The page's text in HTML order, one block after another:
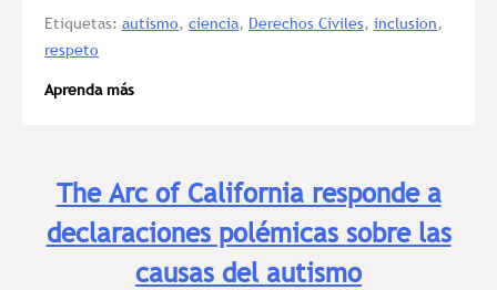
Etiquetas: autismo, ciencia, Derechos Civiles, inclusion,
respeto
Aprenda más
The Arc of California responde a
declaraciones polémicas sobre las
causas del autismo